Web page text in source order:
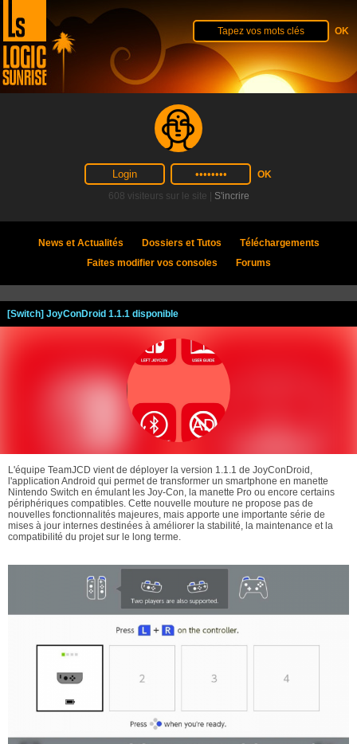
608 visiteurs sur le site | S'incrire
News et Actualités Dossiers et Tutos
Téléchargements
Faites modifier vos consoles
Forums
[Switch] JoyConDroid 1.1.1 disponible
L'équipe TeamJCD vient de déployer la version 1.1.1 de JoyConDroid,
l'application Android qui permet de transformer un smartphone en manette
Nintendo Switch en émulant les Joy-Con, la manette Pro ou encore certains
périphériques compatibles. Cette nouvelle mouture ne propose pas de
nouvelles fonctionnalités majeures, mais apporte une importante série de
mises à jour internes destinées à améliorer la stabilité, la maintenance et la
compatibilité du projet sur le long terme.